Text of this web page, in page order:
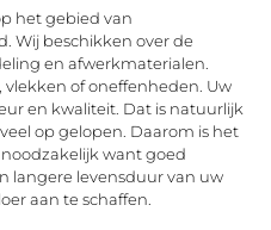
het gebied van
Wij beschikken over de
en afwerkmaterialen.
of oneffenheden. Uw
en kwaliteit. Dat is natuurlijk
op gelopen. Daarom is het
want goed
langere levensduur van uw
aan te schaffen.